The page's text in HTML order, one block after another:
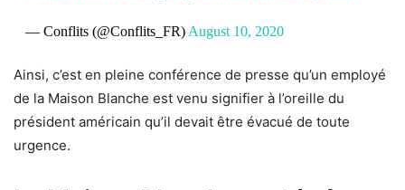
— Conflits (@Conflits_FR) August 10, 2020
Ainsi, c’est en pleine conférence de presse qu’un employé
de la Maison Blanche est venu signifier à l’oreille du
président américain qu’il devait être évacué de toute
urgence.